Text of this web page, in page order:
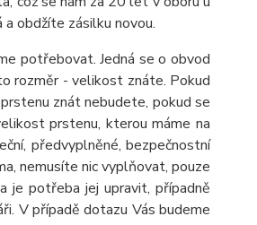
obdžíte zásilku novou.
potřebovat. Jedná se o obvod
rozměr - velikost znáte. Pokud
znát nebudete, pokud se
prstenu, kterou máme na
předvyplněné, bezpečnostní
nemusíte nic vyplňovat, pouze
je potřeba jej upravit, případně
V případě dotazu Vás budeme